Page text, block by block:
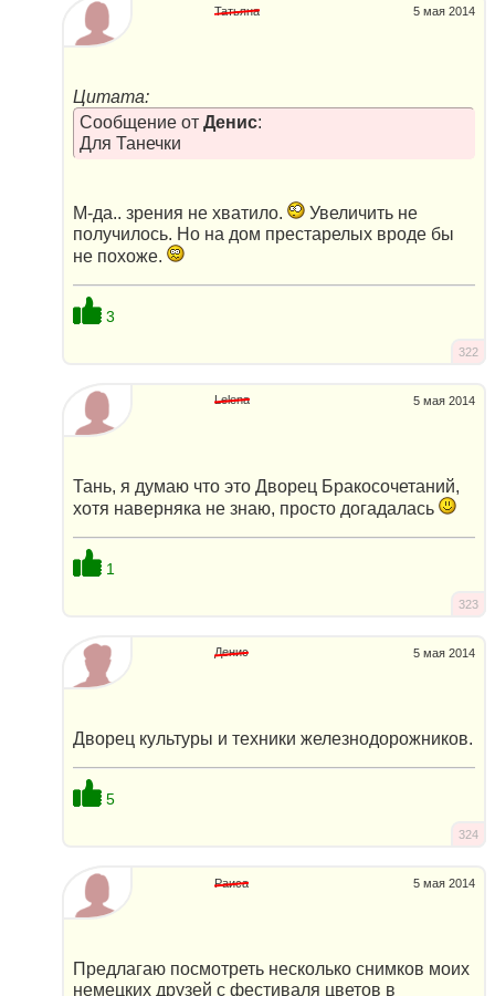
5 мая 2014
Татьяна
Цитата:
Сообщение от Денис:
Для Танечки
М-да.. зрения не хватило.
Увеличить не
получилось. Но на дом престарелых вроде бы
не похоже.
3
322
5 мая 2014
Lelena
Тань, я думаю что это Дворец Бракосочетаний,
хотя наверняка не знаю, просто догадалась
1
323
5 мая 2014
Денис
Дворец культуры и техники железнодорожников.
5
324
5 мая 2014
Раиса
Предлагаю посмотреть несколько снимков моих
немецких друзей с фестиваля цветов в